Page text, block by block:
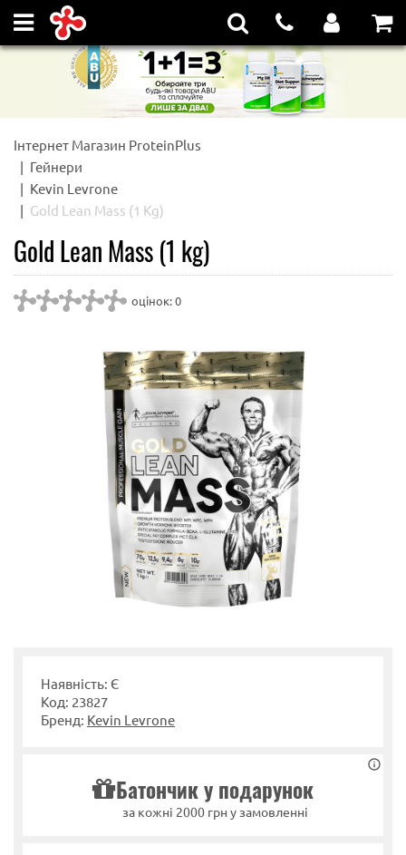
Інтернет Магазин ProteinPlus
Гейнери
Kevin Levrone
Gold Lean Mass (1 Kg)
Gold Lean Mass (1 kg)
оцінок: 0
Батончик у подарунок
за кожні 2000 грн у замовленні
Наявність: Є
Код: 23827
Бренд: Kevin Levrone